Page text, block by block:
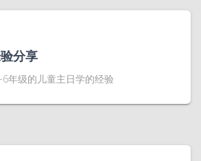
分享
年级的儿童主日学的经验